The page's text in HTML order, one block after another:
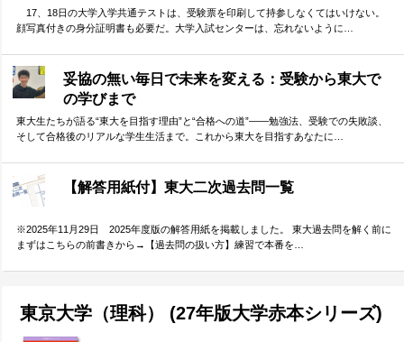
17、18日の大学入学共通テストは、受験票を印刷して持参しなくてはいけない。
顔写真付きの身分証明書も必要だ。大学入試センターは、忘れないように…
妥協の無い毎日で未来を変える：受験から東大で
の学びまで
東大生たちが語る“東大を目指す理由”と“合格への道”――勉強法、受験での失敗談、
そして合格後のリアルな学生生活まで。これから東大を目指すあなたに…
【解答用紙付】東大二次過去問一覧
※2025年11月29日 2025年度版の解答用紙を掲載しました。 東大過去問を解く前に
まずはこちらの前書きから→【過去問の扱い方】練習で本番を…
東京大学（理科） (27年版大学赤本シリーズ)